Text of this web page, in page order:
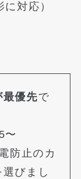
対応）
最優先で
〜
防止のカ
びまし